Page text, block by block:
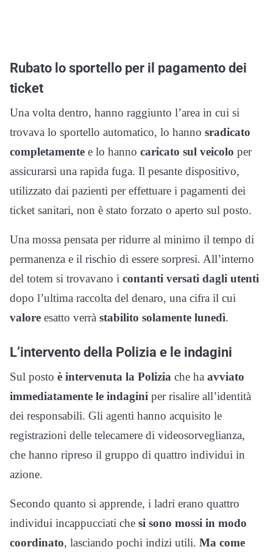
Rubato lo sportello per il pagamento dei
ticket
Una volta dentro, hanno raggiunto l’area in cui si
trovava lo sportello automatico, lo hanno sradicato
completamente e lo hanno caricato sul veicolo per
assicurarsi una rapida fuga. Il pesante dispositivo,
utilizzato dai pazienti per effettuare i pagamenti dei
ticket sanitari, non è stato forzato o aperto sul posto.
Una mossa pensata per ridurre al minimo il tempo di
permanenza e il rischio di essere sorpresi. All’interno
del totem si trovavano i contanti versati dagli utenti
dopo l’ultima raccolta del denaro, una cifra il cui
valore esatto verrà stabilito solamente lunedì.
L’intervento della Polizia e le indagini
Sul posto è intervenuta la Polizia che ha avviato
immediatamente le indagini per risalire all’identità
dei responsabili. Gli agenti hanno acquisito le
registrazioni delle telecamere di videosorveglianza,
che hanno ripreso il gruppo di quattro individui in
azione.
Secondo quanto si apprende, i ladri erano quattro
individui incappucciati che si sono mossi in modo
coordinato, lasciando pochi indizi utili. Ma come